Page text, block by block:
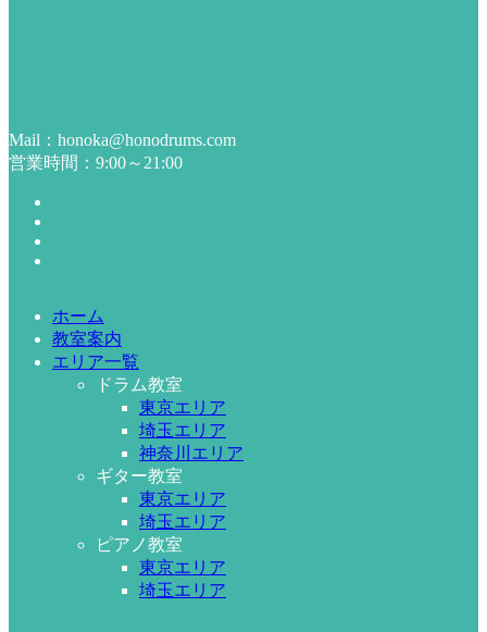
Mail：honoka@honodrums.com
営業時間：9:00～21:00
ホーム
教室案内
エリア一覧
ドラム教室
東京エリア
埼玉エリア
神奈川エリア
ギター教室
東京エリア
埼玉エリア
ピアノ教室
東京エリア
埼玉エリア